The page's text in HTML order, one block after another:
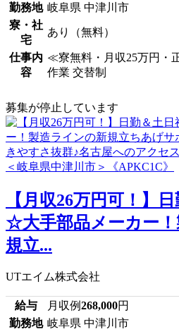
勤務地 岐阜県 中津川市
寮・社
宅
あり（無料）
仕事内
容
≪寮無料・月収25万円・
作業 交替制
募集が停止しています
【月収26万円可！】
☆大手部品メーカー
規立...
UTエイム株式会社
給与 月収例268,000円
勤務地 岐阜県 中津川市